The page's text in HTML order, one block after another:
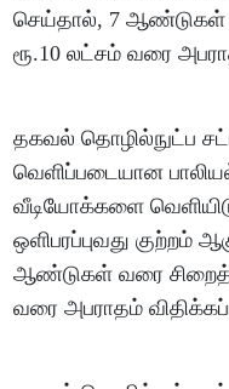
செய்தால், 7
ரூ.10 லட்சம் வரை
தகவல் தொழில்நுட்ப
வெளிப்படையான
வீடியோக்களை
ஒளிபரப்புவது குற்றம்
ஆண்டுகள் வரை
வரை அபராதம்